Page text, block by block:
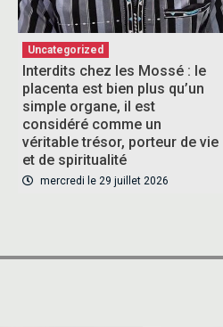
Uncategorized
Interdits chez les Mossé : le
placenta est bien plus qu’un
simple organe, il est
considéré comme un
véritable trésor, porteur de vie
et de spiritualité
mercredi le 29 juillet 2026